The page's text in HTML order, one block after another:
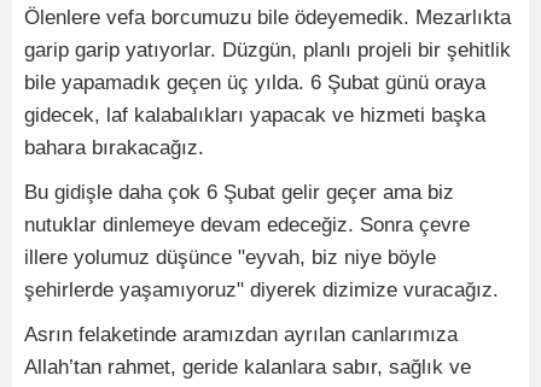
Ölenlere vefa borcumuzu bile ödeyemedik. Mezarlıkta
garip garip yatıyorlar. Düzgün, planlı projeli bir şehitlik
bile yapamadık geçen üç yılda. 6 Şubat günü oraya
gidecek, laf kalabalıkları yapacak ve hizmeti başka
bahara bırakacağız.
Bu gidişle daha çok 6 Şubat gelir geçer ama biz
nutuklar dinlemeye devam edeceğiz. Sonra çevre
illere yolumuz düşünce "eyvah, biz niye böyle
şehirlerde yaşamıyoruz" diyerek dizimize vuracağız.
Asrın felaketinde aramızdan ayrılan canlarımıza
Allah’tan rahmet, geride kalanlara sabır, sağlık ve